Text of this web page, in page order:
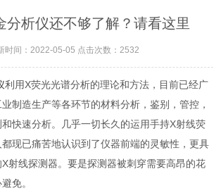
分析仪还不够了解？请看这里
时间：2022-05-05 点击次数：2532
利用X荧光光谱分析的理论和方法，目前已经广
制造生产等各环节的材料分析，鉴别，管控，
快速分析。几乎一切长久的运用手持X射线荧
现已痛苦地认识到了仪器前端的灵敏性，更具
射线探测器。要是探测器被刺穿需要高昂的花
免。